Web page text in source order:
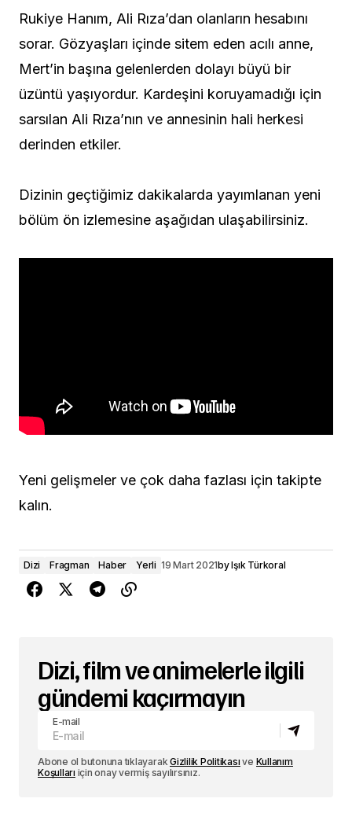
Rukiye Hanım, Ali Rıza’dan olanların hesabını
sorar. Gözyaşları içinde sitem eden acılı anne,
Mert’in başına gelenlerden dolayı büyü bir
üzüntü yaşıyordur. Kardeşini koruyamadığı için
sarsılan Ali Rıza’nın ve annesinin hali herkesi
derinden etkiler.
Dizinin geçtiğimiz dakikalarda yayımlanan yeni
bölüm ön izlemesine aşağıdan ulaşabilirsiniz.
Yeni gelişmeler ve çok daha fazlası için takipte
kalın.
Dizi Fragman Haber Yerli 19 Mart 2021byIşık Türkoral
Dizi, film ve animelerle ilgili
gündemi kaçırmayın
E-mail
Abone ol butonuna tıklayarakGizlilik Politikası ve Kullanım
Koşulları için onay vermiş sayılırsınız.